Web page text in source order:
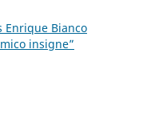
Enrique Bianco
insigne”